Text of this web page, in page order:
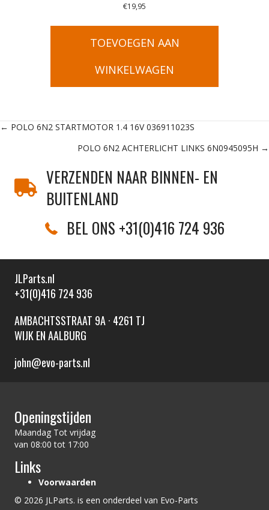
€19,95
TOEVOEGEN AAN
WINKELWAGEN
Posts
← POLO 6N2 STARTMOTOR 1.4 16V 036911023S
POLO 6N2 ACHTERLICHT LINKS 6N0945095H →
VERZENDEN NAAR BINNEN- EN
BUITENLAND
BEL ONS +31(0)416 724 936
JLParts.nl
+31(0)416 724 936
AMBACHTSSTRAAT 9A · 4261 TJ
WIJK EN AALBURG
john@evo-parts.nl
Openingstijden
Maandag Tot vrijdag
van 08:00 tot 17:00
Links
Voorwaarden
© 2026 JLParts. is een onderdeel van Evo-Parts